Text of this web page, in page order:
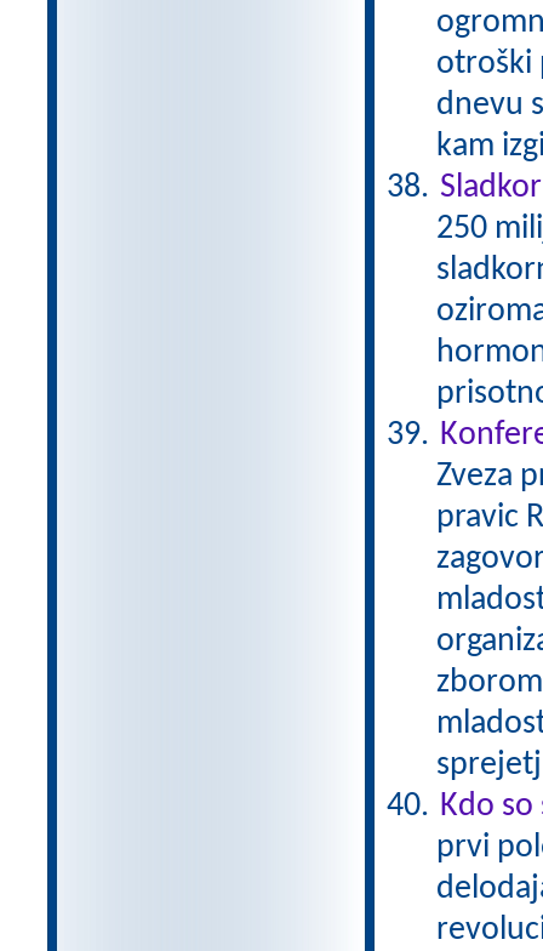
otroški
dnevu
kam
250
Zveza
pravic
Kdo
prvi